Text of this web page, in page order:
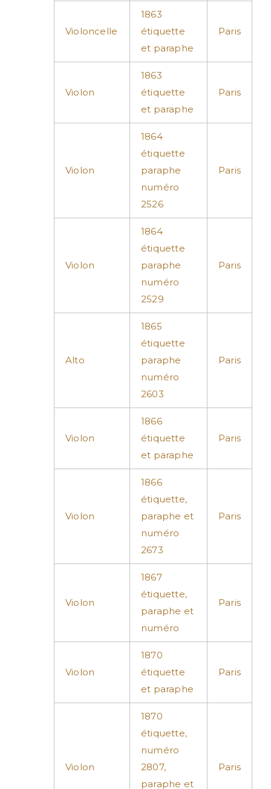
Violoncelle
1863
étiquette
et paraphe
Paris
Violon
1863
étiquette
et paraphe
Paris
Violon
1864
étiquette
paraphe
numéro
2526
Paris
Violon
1864
étiquette
paraphe
numéro
2529
Paris
Alto
1865
étiquette
paraphe
numéro
2603
Paris
Violon
1866
étiquette
et paraphe
Paris
Violon
1866
étiquette,
paraphe et
numéro
2673
Paris
Violon
1867
étiquette,
paraphe et
numéro
Paris
Violon
1870
étiquette
et paraphe
Paris
Violon
1870
étiquette,
numéro
2807,
paraphe et
Paris